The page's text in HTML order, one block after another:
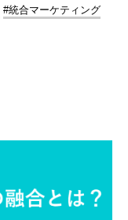
#統合マーケティング